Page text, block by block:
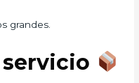
grandes.